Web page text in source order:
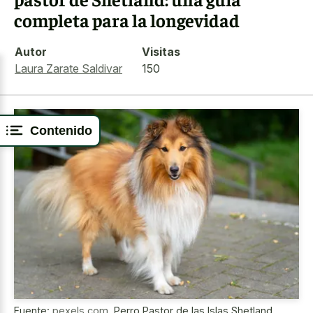
Contenido
completa para la longevidad
Autor
Laura Zarate Saldivar
Visitas
150